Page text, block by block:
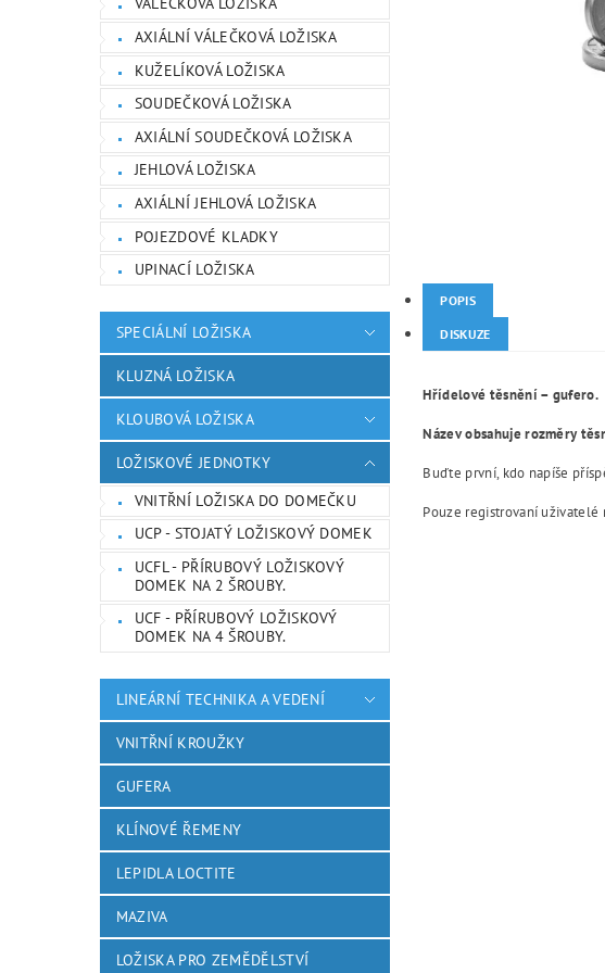
AXIÁLNÍ VÁLEČKOVÁ LOŽISKA
KUŽELÍKOVÁ LOŽISKA
SOUDEČKOVÁ LOŽISKA
AXIÁLNÍ SOUDEČKOVÁ LOŽISKA
JEHLOVÁ LOŽISKA
AXIÁLNÍ JEHLOVÁ LOŽISKA
POJEZDOVÉ KLADKY
UPINACÍ LOŽISKA
SPECIÁLNÍ LOŽISKA
KLUZNÁ LOŽISKA
KLOUBOVÁ LOŽISKA
LOŽISKOVÉ JEDNOTKY
VNITŘNÍ LOŽISKA DO DOMEČKU
UCP - STOJATÝ LOŽISKOVÝ DOMEK
UCFL - PŘÍRUBOVÝ LOŽISKOVÝ
DOMEK NA 2 ŠROUBY.
UCF - PŘÍRUBOVÝ LOŽISKOVÝ
DOMEK NA 4 ŠROUBY.
LINEÁRNÍ TECHNIKA A VEDENÍ
VNITŘNÍ KROUŽKY
GUFERA
KLÍNOVÉ ŘEMENY
LEPIDLA LOCTITE
MAZIVA
LOŽISKA PRO ZEMĚDĚLSTVÍ
POPIS
DISKUZE
Hřídelové těsnění – gufero.
Název obsahuje rozměry
Buďte první, kdo napíše
Pouze registrovaní uživatelé